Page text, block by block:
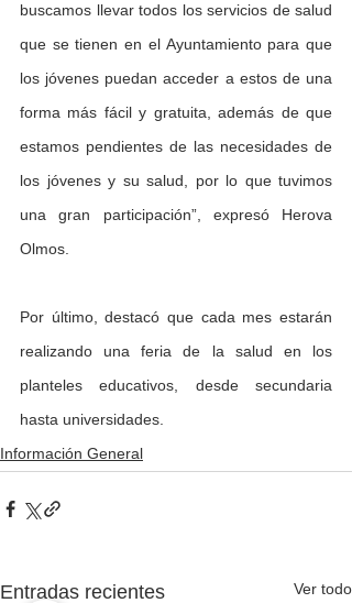
buscamos llevar todos los servicios de salud
que se tienen en el Ayuntamiento para que
los jóvenes puedan acceder a estos de una
forma más fácil y gratuita, además de que
estamos pendientes de las necesidades de
los jóvenes y su salud, por lo que tuvimos
una gran participación”, expresó Herova
Olmos.
Por último, destacó que cada mes estarán
realizando una feria de la salud en los
planteles educativos, desde secundaria
hasta universidades.
Información General
Entradas recientes Ver todo